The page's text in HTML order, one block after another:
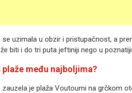
se uzimala u obzir i pristupačnost, a
biti i do tri puta jeftiniji nego u
plaže među najboljima?
je plaža Voutoumi na grčkom